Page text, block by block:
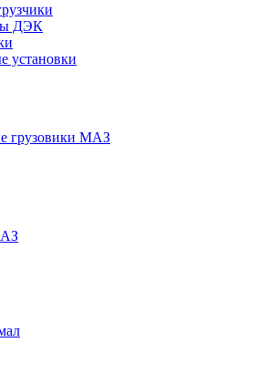
ДЭК
установки
грузовики МАЗ